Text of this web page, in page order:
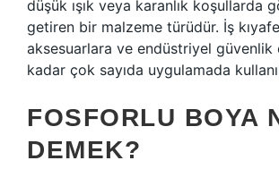
düşük ışık veya karanlık koşullarda
getiren bir malzeme türüdür. İş
aksesuarlara ve endüstriyel güvenlik
kadar çok sayıda uygulamada
FOSFORLU BOYA
DEMEK?